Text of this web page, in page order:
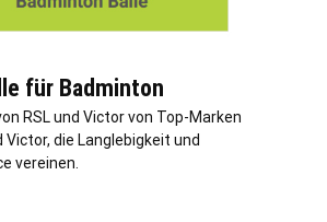
für Badminton
RSL und Victor von Top-Marken
Victor, die Langlebigkeit und
vereinen.